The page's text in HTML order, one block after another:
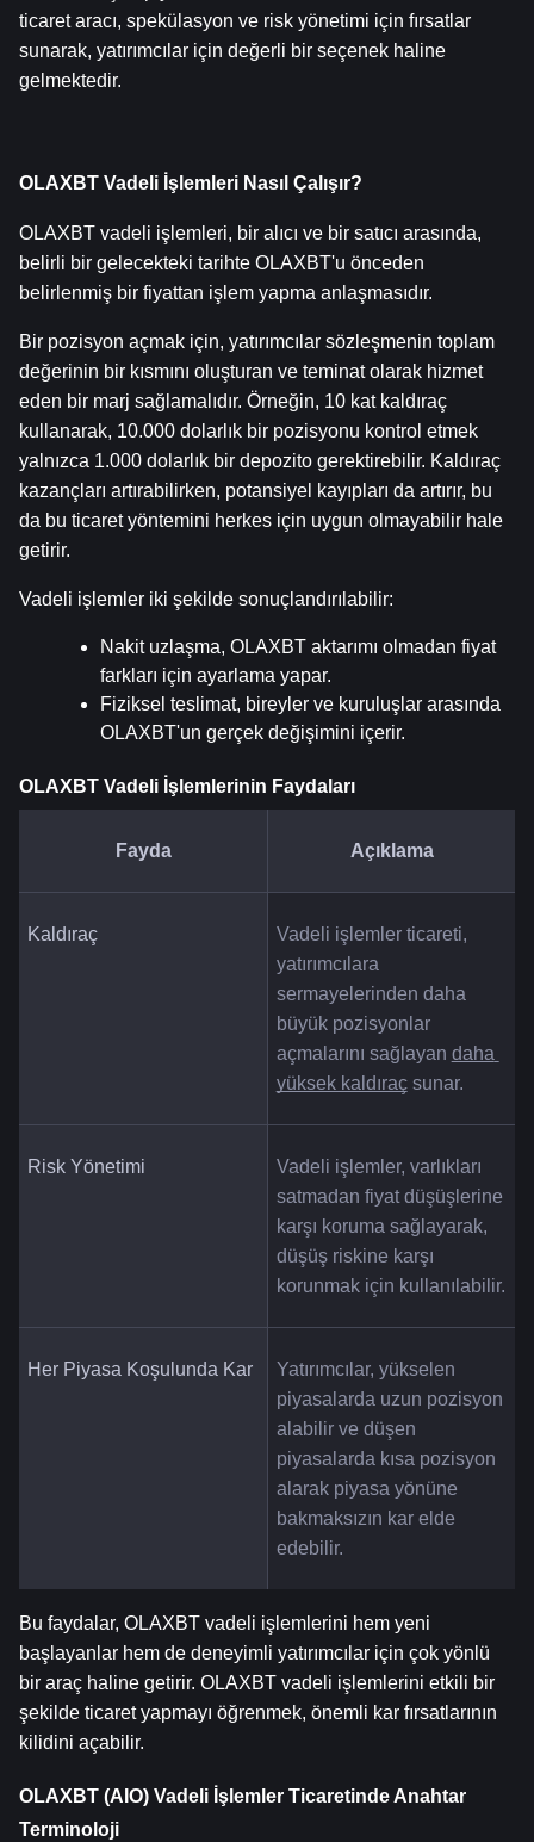
ticaret aracı, spekülasyon ve risk yönetimi için fırsatlar
sunarak, yatırımcılar için değerli bir seçenek haline
gelmektedir.
OLAXBT Vadeli İşlemleri Nasıl Çalışır?
OLAXBT vadeli işlemleri, bir alıcı ve bir satıcı arasında,
belirli bir gelecekteki tarihte OLAXBT'u önceden
belirlenmiş bir fiyattan işlem yapma anlaşmasıdır.
Bir pozisyon açmak için, yatırımcılar sözleşmenin toplam
değerinin bir kısmını oluşturan ve teminat olarak hizmet
eden bir marj sağlamalıdır. Örneğin, 10 kat kaldıraç
kullanarak, 10.000 dolarlık bir pozisyonu kontrol etmek
yalnızca 1.000 dolarlık bir depozito gerektirebilir. Kaldıraç
kazançları artırabilirken, potansiyel kayıpları da artırır, bu
da bu ticaret yöntemini herkes için uygun olmayabilir hale
getirir.
Vadeli işlemler iki şekilde sonuçlandırılabilir:
Nakit uzlaşma, OLAXBT aktarımı olmadan fiyat
farkları için ayarlama yapar.
Fiziksel teslimat, bireyler ve kuruluşlar arasında
OLAXBT'un gerçek değişimini içerir.
OLAXBT Vadeli İşlemlerinin Faydaları
Fayda Açıklama
Kaldıraç
Vadeli işlemler ticareti,
yatırımcılara
sermayelerinden daha
büyük pozisyonlar
açmalarını sağlayan daha
yüksek kaldıraç sunar.
Risk Yönetimi
Vadeli işlemler, varlıkları
satmadan fiyat düşüşlerine
karşı koruma sağlayarak,
düşüş riskine karşı
korunmak için kullanılabilir.
Her Piyasa Koşulunda Kar
Yatırımcılar, yükselen
piyasalarda uzun pozisyon
alabilir ve düşen
piyasalarda kısa pozisyon
alarak piyasa yönüne
bakmaksızın kar elde
edebilir.
Bu faydalar, OLAXBT vadeli işlemlerini hem yeni
başlayanlar hem de deneyimli yatırımcılar için çok yönlü
bir araç haline getirir. OLAXBT vadeli işlemlerini etkili bir
şekilde ticaret yapmayı öğrenmek, önemli kar fırsatlarının
kilidini açabilir.
OLAXBT (AIO) Vadeli İşlemler Ticaretinde Anahtar
Terminoloji